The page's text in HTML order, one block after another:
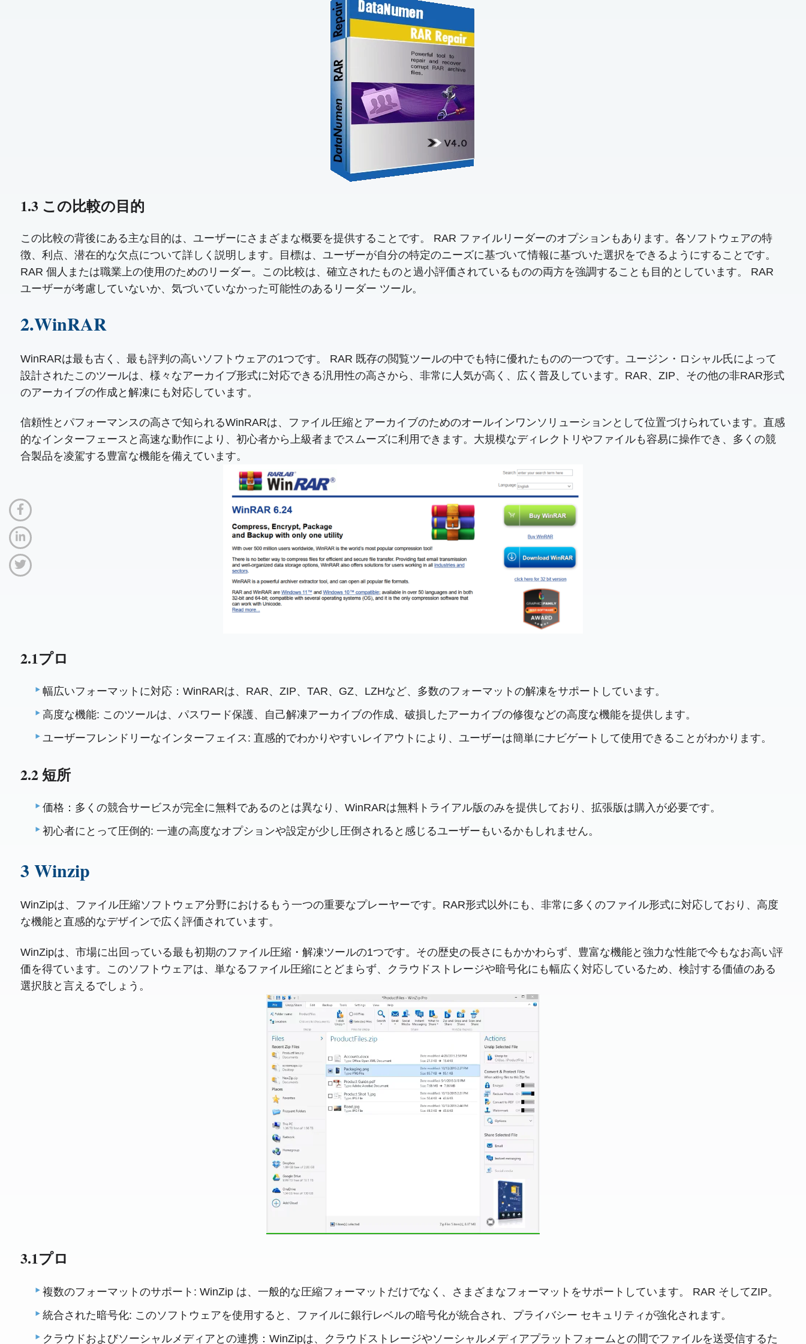
1.3 この比較の目的
この比較の背後にある主な目的は、ユーザーにさまざまな概要を提供することです。 RAR ファイルリーダーのオプションもあります。各ソフトウェアの特
徴、利点、潜在的な欠点について詳しく説明します。目標は、ユーザーが自分の特定のニーズに基づいて情報に基づいた選択をできるようにすることです。
RAR 個人または職業上の使用のためのリーダー。この比較は、確立されたものと過小評価されているものの両方を強調することも目的としています。 RAR
ユーザーが考慮していないか、気づいていなかった可能性のあるリーダー ツール。
2.WinRAR
WinRARは最も古く、最も評判の高いソフトウェアの1つです。 RAR 既存の閲覧ツールの中でも特に優れたものの一つです。ユージン・ロシャル氏によって
設計されたこのツールは、様々なアーカイブ形式に対応できる汎用性の高さから、非常に人気が高く、広く普及しています。RAR、ZIP、その他の非RAR形式
のアーカイブの作成と解凍にも対応しています。
信頼性とパフォーマンスの高さで知られるWinRARは、ファイル圧縮とアーカイブのためのオールインワンソリューションとして位置づけられています。直感
的なインターフェースと高速な動作により、初心者から上級者までスムーズに利用できます。大規模なディレクトリやファイルも容易に操作でき、多くの競
合製品を凌駕する豊富な機能を備えています。
2.1プロ
幅広いフォーマットに対応：WinRARは、RAR、ZIP、TAR、GZ、LZHなど、多数のフォーマットの解凍をサポートしています。
高度な機能: このツールは、パスワード保護、自己解凍アーカイブの作成、破損したアーカイブの修復などの高度な機能を提供します。
ユーザーフレンドリーなインターフェイス: 直感的でわかりやすいレイアウトにより、ユーザーは簡単にナビゲートして使用できることがわかります。
2.2 短所
価格：多くの競合サービスが完全に無料であるのとは異なり、WinRARは無料トライアル版のみを提供しており、拡張版は購入が必要です。
初心者にとって圧倒的: 一連の高度なオプションや設定が少し圧倒されると感じるユーザーもいるかもしれません。
3 Winzip
WinZipは、ファイル圧縮ソフトウェア分野におけるもう一つの重要なプレーヤーです。RAR形式以外にも、非常に多くのファイル形式に対応しており、高度
な機能と直感的なデザインで広く評価されています。
WinZipは、市場に出回っている最も初期のファイル圧縮・解凍ツールの1つです。その歴史の長さにもかかわらず、豊富な機能と強力な性能で今もなお高い評
価を得ています。このソフトウェアは、単なるファイル圧縮にとどまらず、クラウドストレージや暗号化にも幅広く対応しているため、検討する価値のある
選択肢と言えるでしょう。
3.1プロ
複数のフォーマットのサポート: WinZip は、一般的な圧縮フォーマットだけでなく、さまざまなフォーマットをサポートしています。 RAR そしてZIP。
統合された暗号化: このソフトウェアを使用すると、ファイルに銀行レベルの暗号化が統合され、プライバシー セキュリティが強化されます。
クラウドおよびソーシャルメディアとの連携：WinZipは、クラウドストレージやソーシャルメディアプラットフォームとの間でファイルを送受信するた